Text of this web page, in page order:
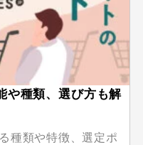
や種類、選び方も解
種類や特徴、選定ポ